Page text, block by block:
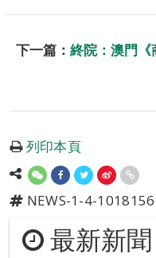
下一篇： 終院：澳門
列印本頁
NEWS-1-4-1018156
最新新聞